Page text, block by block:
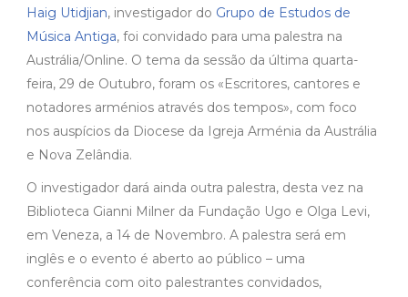
Haig Utidjian, investigador do Grupo de Estudos de
Música Antiga, foi convidado para uma palestra na
Austrália/Online. O tema da sessão da última quarta-
feira, 29 de Outubro, foram os «Escritores, cantores e
notadores arménios através dos tempos», com foco
nos auspícios da Diocese da Igreja Arménia da Austrália
e Nova Zelândia.
O investigador dará ainda outra palestra, desta vez na
Biblioteca Gianni Milner da Fundação Ugo e Olga Levi,
em Veneza, a 14 de Novembro. A palestra será em
inglês e o evento é aberto ao público – uma
conferência com oito palestrantes convidados,